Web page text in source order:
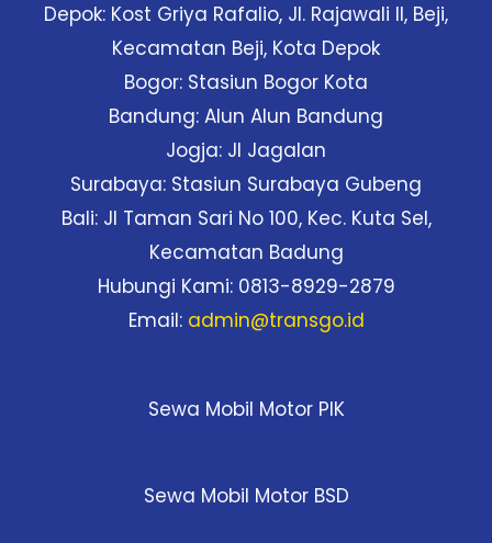
Depok: Kost Griya Rafalio, Jl. Rajawali II, Beji,
Kecamatan Beji, Kota Depok
Bogor: Stasiun Bogor Kota
Bandung: Alun Alun Bandung
Jogja: Jl Jagalan
Surabaya: Stasiun Surabaya Gubeng
Bali: Jl Taman Sari No 100, Kec. Kuta Sel,
Kecamatan Badung
Hubungi Kami: 0813-8929-2879
Email: admin@transgo.id
Sewa Mobil Motor PIK
Sewa Mobil Motor BSD